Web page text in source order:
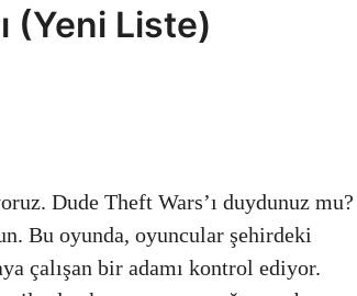
(Yeni Liste)
Dude Theft Wars’ı duydunuz mu?
Bu oyunda, oyuncular şehirdeki
çalışan bir adamı kontrol ediyor.